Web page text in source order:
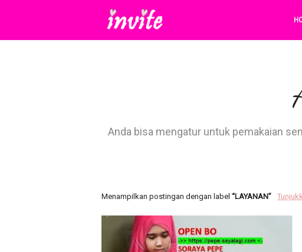
Anda bisa mengatur untuk pemakaian
Menampilkan postingan dengan label LAYANAN